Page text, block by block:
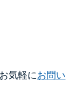
気軽にお問い